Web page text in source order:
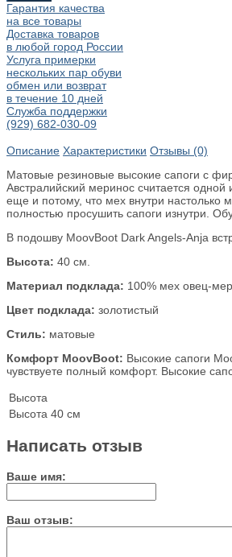
Гарантия качества
на все товары
Доставка товаров
в любой город России
Услуга примерки
нескольких пар обуви
обмен или возврат
в течение 10 дней
Служба поддержки
(929) 682-030-09
Описание Характеристики Отзывы (0)
Матовые резиновые высокие сапоги с
Австралийский меринос считается
еще и потому, что мех внутри настолько
полностью просушить сапоги изнутри.
В подошву MoovBoot Dark Angels-Anja
Высота: 40 см.
Материал подклада: 100% мех овец-
Цвет подклада: золотистый
Стиль: матовые
Комфорт MoovBoot: Высокие сапоги
чувствуете полный комфорт. Высокие
Высота
Высота 40 см
Написать отзыв
Ваше имя:
Ваш отзыв: